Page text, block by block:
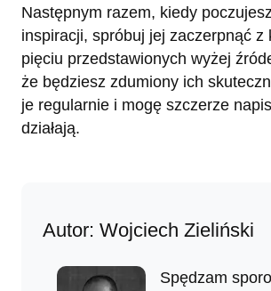
Następnym razem, kiedy
inspiracji, spróbuj jej zaczerpnąć z
pięciu przedstawionych wyżej
że będziesz zdumiony ich
je regularnie i mogę szczerze
działają.
Autor: Wojciech Zieliński
Spędzam